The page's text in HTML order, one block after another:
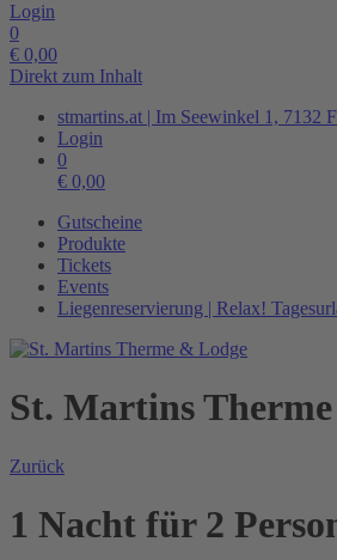
Login
0
€ 0,00
Direkt zum Inhalt
stmartins.at | Im Seewinkel 1, 7132
Login
0
€ 0,00
Gutscheine
Produkte
Tickets
Events
Liegenreservierung | Relax!
St. Martins
Zurück
1 Nacht für 2